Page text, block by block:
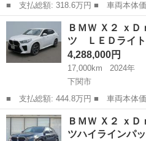
■ 支払総額: 318.6万円 ■ 車両本体価格： 2,988,000 円 ■ メーカ
ー名： ＢＭＷ ■ 車種名： ２シリ
ｉアクティブツアラー Ｍスポーツ
プレイ ...
山口 下関市 その他
ＢＭＷ Ｘ２ ｘ
ツ ＬＥＤライ
4,288,000円
17,000km
2024年
下関市
■ 支払総額: 444.8万円 ■ 車両本体価格： 4,288,000 円 ■ メーカ
ー名： ＢＭＷ ■ 車種名： Ｘ２ ■
ｅ ２０ｉ Ｍスポーツ ＬＥＤライ
ー オート...
山口 下関市
ＢＭＷ Ｘ２ ｘ
ツハイラインパ